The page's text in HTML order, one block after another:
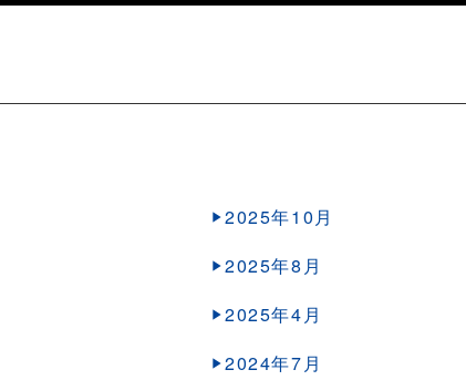
2025年10月
2025年8月
2025年4月
2024年7月